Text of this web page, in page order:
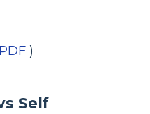
)